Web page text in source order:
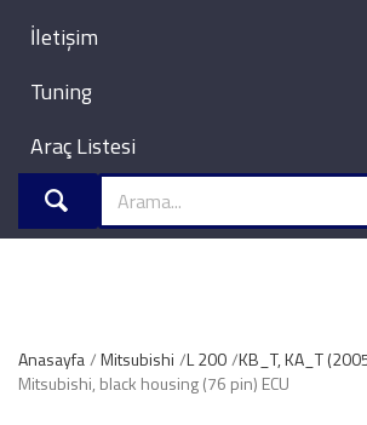
İletişim
Tuning
Araç Listesi
Anasayfa Mitsubishi L 200 KB_T, KA_T
Mitsubishi, black housing (76 pin) ECU